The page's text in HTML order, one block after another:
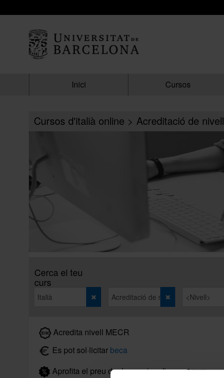
seleccionats
Afegir més grups
Inici Cursos
Cursos d'italià online > Acreditació de nivell
Cerca el teu
curs
Acredita nivell MECR
Es pot sol·licitar beca
Aprofita el preu de descomtpe d'aquest curs.